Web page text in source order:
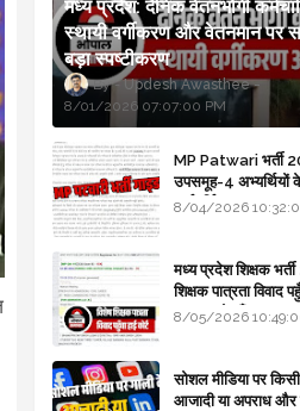
मध्य प्रदेश: दैनिक वेतनभोगी
स्थायी वर्गीकरण और वेतनमान पर
बड़ा स्पष्टीकरण
Updesh Awasthee
8/01/2026 07:07:00 PM
MP Patwari भर्ती
उपसमूह-4 अभ्यर्थियों
मार्गदर्शिका
8/04/2026
मध्य प्रदेश शिक्षक
शिक्षक पात्रता विवाद
सरकार से माँगा जवाब
8/05/2026
सोशल मीडिया पर
आजादी या अपराध और